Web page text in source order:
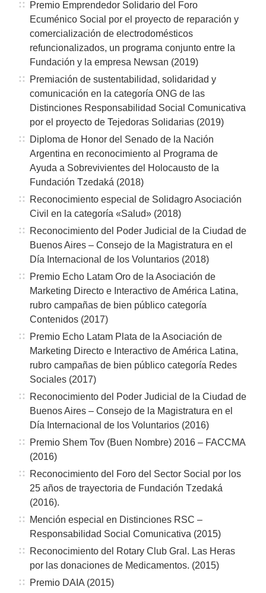
Premio Emprendedor Solidario del Foro
Ecuménico Social por el proyecto de reparación y
comercialización de electrodomésticos
refuncionalizados, un programa conjunto entre la
Fundación y la empresa Newsan (2019)
Premiación de sustentabilidad, solidaridad y
comunicación en la categoría ONG de las
Distinciones Responsabilidad Social Comunicativa
por el proyecto de Tejedoras Solidarias (2019)
Diploma de Honor del Senado de la Nación
Argentina en reconocimiento al Programa de
Ayuda a Sobrevivientes del Holocausto de la
Fundación Tzedaká (2018)
Reconocimiento especial de Solidagro Asociación
Civil en la categoría «Salud» (2018)
Reconocimiento del Poder Judicial de la Ciudad de
Buenos Aires – Consejo de la Magistratura en el
Día Internacional de los Voluntarios (2018)
Premio Echo Latam Oro de la Asociación de
Marketing Directo e Interactivo de América Latina,
rubro campañas de bien público categoría
Contenidos (2017)
Premio Echo Latam Plata de la Asociación de
Marketing Directo e Interactivo de América Latina,
rubro campañas de bien público categoría Redes
Sociales (2017)
Reconocimiento del Poder Judicial de la Ciudad de
Buenos Aires – Consejo de la Magistratura en el
Día Internacional de los Voluntarios (2016)
Premio Shem Tov (Buen Nombre) 2016 – FACCMA
(2016)
Reconocimiento del Foro del Sector Social por los
25 años de trayectoria de Fundación Tzedaká
(2016).
Mención especial en Distinciones RSC –
Responsabilidad Social Comunicativa (2015)
Reconocimiento del Rotary Club Gral. Las Heras
por las donaciones de Medicamentos. (2015)
Premio DAIA (2015)